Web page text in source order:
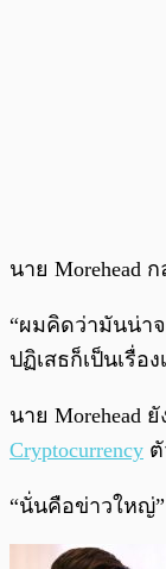
นาย Morehead
“ผมคิดว่ามันน่า
ปฏิเสธก็เป็นเรื่อ
นาย Morehead
Cryptocurrency
“นั่นคือข่าวใหญ่